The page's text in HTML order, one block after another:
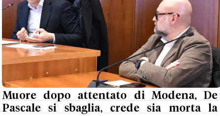
Muore dopo attentato di Modena, De
Pascale si sbaglia, crede sia morta la